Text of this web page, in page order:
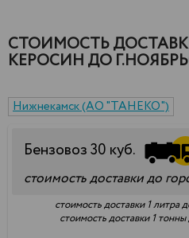
СТОИМОСТЬ
КЕРОСИН ДО
Нижнекамск (АО "ТАНЕКО")
Бензовоз30 куб.
стоимость доставки до
стоимость доставки 1 литра
стоимость доставки 1